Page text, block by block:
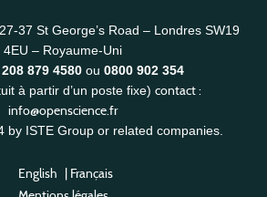
37 St George’s Road – Londres SW19
4EU – Royaume-Uni
879 4580 ou 0800 902 354
à partir d’un poste fixe) contact :
info@openscience.fr
by ISTE Group or related companies.
English | Français